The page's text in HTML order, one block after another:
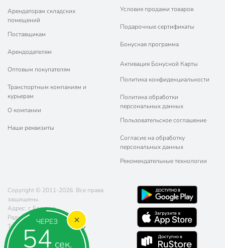
ЧЕРЕЗ
53 сек.
Арендаторам складских
помещений
Поставщикам
Арендодателям
Оптовым покупателям
Транспортным компаниям и
курьерам
О компании
Наши реквизиты
Условия продажи товаров
Подарочные сертификаты
Бонусная программа
Активация Бонусной Карты
Политика конфиденциальности
Политика обработки
персональных данных
Пользовательское соглашение
Согласие на обработку
персональных данных
Рекомендательные технологии
Copyright © 2011-2026. Все права
защищены.
Адрес: г. Елец, ул.
Радиотехническая, д. 5
Телефон:
8 (800) 770-77-06
Почта:sales@poryadok.ru